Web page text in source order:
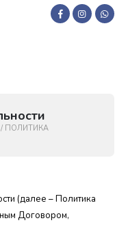
ьности
/ ПОЛИТИКА
(далее – Политика
Договором,